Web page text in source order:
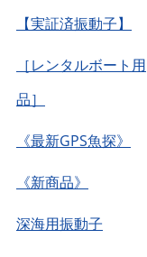
【実証済振動子】
［レンタルボート用
品］
《最新GPS魚探》
《新商品》
深海用振動子